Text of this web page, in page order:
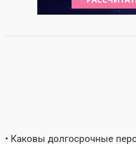
• Каковы долгосрочные